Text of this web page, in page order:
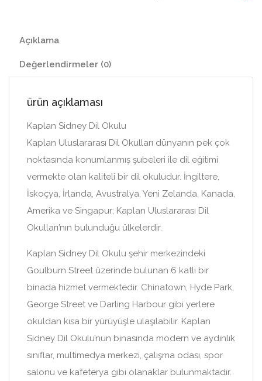
Açıklama
Değerlendirmeler (0)
ürün açıklaması
Kaplan Sidney Dil Okulu
Kaplan Uluslararası Dil Okulları dünyanın pek çok
noktasında konumlanmış şubeleri ile dil eğitimi
vermekte olan kaliteli bir dil okuludur. İngiltere,
İskoçya, İrlanda, Avustralya, Yeni Zelanda, Kanada,
Amerika ve Singapur; Kaplan Uluslararası Dil
Okulları’nın bulunduğu ülkelerdir.
Kaplan Sidney Dil Okulu şehir merkezindeki
Goulburn Street üzerinde bulunan 6 katlı bir
binada hizmet vermektedir. Chinatown, Hyde Park,
George Street ve Darling Harbour gibi yerlere
okuldan kısa bir yürüyüşle ulaşılabilir. Kaplan
Sidney Dil Okulu’nun binasında modern ve aydınlık
sınıflar, multimedya merkezi, çalışma odası, spor
salonu ve kafeterya gibi olanaklar bulunmaktadır.